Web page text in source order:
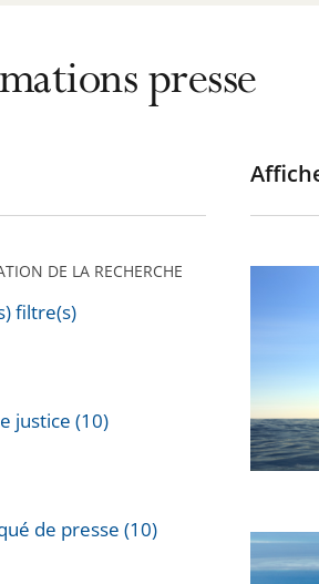
presse
DE LA RECHERCHE
filtre(s)
justice (10)
de presse (10)
rejette
un
recours
dirigé
le
décret
Nouvelle-